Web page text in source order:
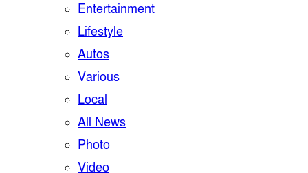
Entertainment
Lifestyle
Autos
Various
Local
All News
Photo
Video